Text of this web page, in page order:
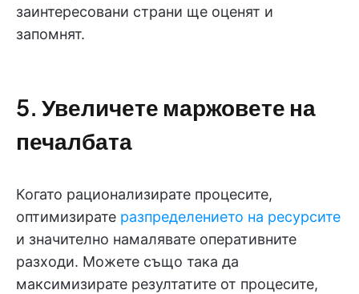
заинтересовани страни ще оценят и
запомнят.
5. Увеличете маржовете на
печалбата
Когато рационализирате процесите,
оптимизирате разпределението на ресурсите
и значително намалявате оперативните
разходи. Можете също така да
максимизирате резултатите от процесите,